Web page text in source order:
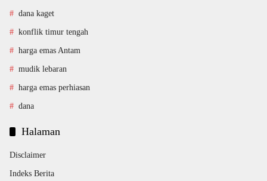
dana kaget
konflik timur tengah
harga emas Antam
mudik lebaran
harga emas perhiasan
dana
Halaman
Disclaimer
Indeks Berita